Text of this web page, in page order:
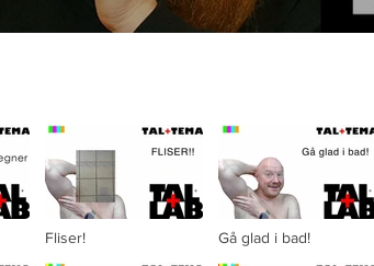
Fliser! Gå glad i bad!